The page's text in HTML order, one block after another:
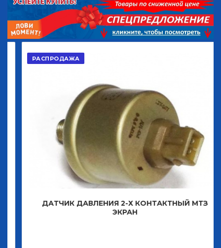
РАСПРОДАЖА
ДАТЧИК ДАВЛЕНИЯ 2-Х КОНТАКТНЫЙ МТЗ
ЭКРАН